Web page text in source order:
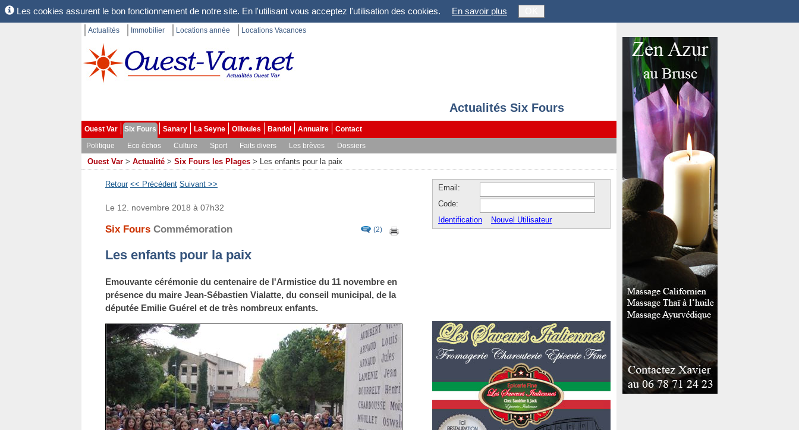
Les cookies assurent le bon fonctionnement de notre site. En l'utilisant vous acceptez l'utilisation des cookies. En savoir plus
Actualités Immobilier Locations année Locations Vacances
Actualités Six Fours
Ouest Var Six Fours Sanary La Seyne Ollioules Bandol Annuaire
Contact
Politique
Eco échos Culture Sport Faits divers Les brèves Dossiers
Ouest Var > Actualité > Six Fours les Plages > Les enfants pour la paix
Retour << Précédent Suivant >>
(2)
Le 12. novembre 2018 à 07h32
Six Fours Commémoration
Les enfants pour la paix
Emouvante cérémonie du centenaire de l'Armistice du 11 novembre en
présence du maire Jean-Sébastien Vialatte, du conseil municipal, de la
députée Emilie Guérel et de très nombreux enfants.
Email:
Code:
Identification
Nouvel Utilisateur